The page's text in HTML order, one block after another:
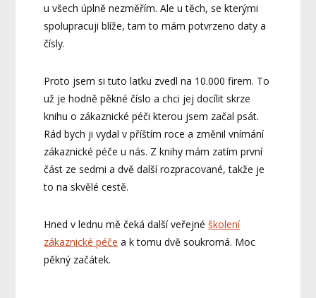
u všech úplně nezměřím. Ale u těch, se kterými
spolupracuji blíže, tam to mám potvrzeno daty a
čísly.
Proto jsem si tuto laťku zvedl na 10.000 firem. To
už je hodně pěkné číslo a chci jej docílit skrze
knihu o zákaznické péči kterou jsem začal psát.
Rád bych ji vydal v příštím roce a změnil vnímání
zákaznické péče u nás. Z knihy mám zatím první
část ze sedmi a dvě další rozpracované, takže je
to na skvělé cestě.
Hned v lednu mě čeká další veřejnéškolení
zákaznické péče a k tomu dvě soukromá. Moc
pěkný začátek.